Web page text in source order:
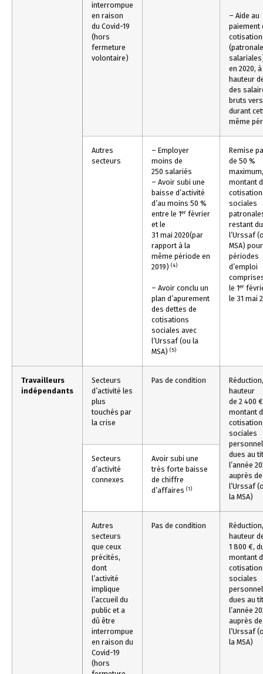
interrompue
en raison
du Covid-19
(hors
fermeture
volontaire)
– Aide au
paiement
en 2020, à
hauteur
des
bruts
durant
même
Autres
secteurs
– Employer
moins de
250 salariés
– Avoir subi une
baisse d’activité
d’au moins 50 %
entre le 1er février
et le
31 mai 2020(par
rapport à la
même période en
2019) (4)
– Avoir conclu un
plan d’apurement
des dettes de
cotisations
sociales avec
l’Urssaf (ou la
MSA) (5)
Remise
de 50 %
montant
sociales
restant
l’Urssaf
MSA)
périodes
d’emploi
le 1er
le 31 mai
Travailleurs
indépendants
Secteurs
d’activité les
plus
touchés par
la crise
Pas de condition
hauteur
de 2 400
montant
sociales
dues au
l’année
auprès de
l’Urssaf
la MSA)
Secteurs
d’activité
connexes
Avoir subi une
très forte baisse
de chiffre
d’affaires (1)
Autres
secteurs
que ceux
précités,
dont
l’activité
implique
l’accueil du
public et a
dû être
interrompue
en raison du
Covid-19
(hors
Pas de condition
hauteur
1 800 €,
montant
sociales
dues au
l’année
auprès de
l’Urssaf
la MSA)